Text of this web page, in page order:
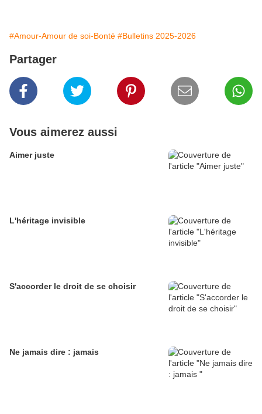
#Amour-Amour de soi-Bonté #Bulletins 2025-2026
Partager
Vous aimerez aussi
Aimer juste
L'héritage invisible
S'accorder le droit de se choisir
Ne jamais dire : jamais